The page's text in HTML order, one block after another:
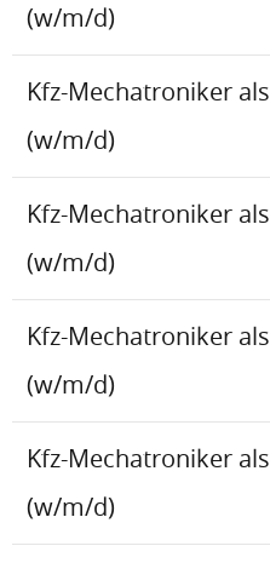
(w/m/d)
Kfz-Mechatroniker
(w/m/d)
Kfz-Mechatroniker
(w/m/d)
Kfz-Mechatroniker
(w/m/d)
Kfz-Mechatroniker
(w/m/d)